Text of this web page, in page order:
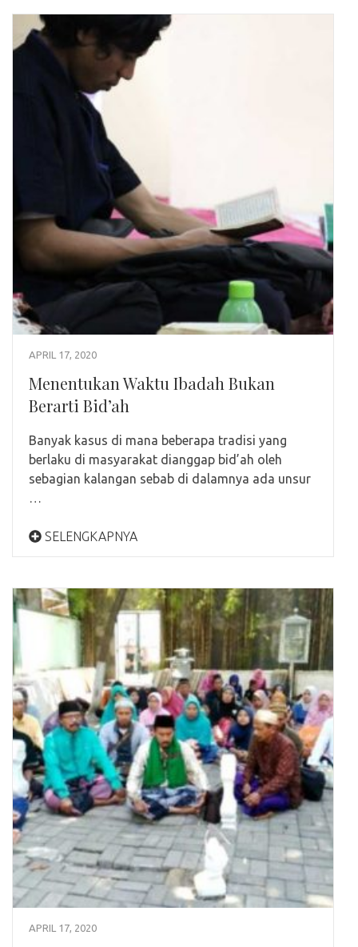
APRIL 17, 2020
Menentukan Waktu Ibadah Bukan
Berarti Bid’ah
Banyak kasus di mana beberapa tradisi yang
berlaku di masyarakat dianggap bid’ah oleh
sebagian kalangan sebab di dalamnya ada unsur
…
SELENGKAPNYA
APRIL 17, 2020